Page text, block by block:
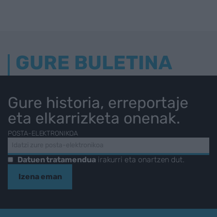
GURE BULETINA
Gure historia, erreportaje
eta elkarrizketa onenak.
POSTA-ELEKTRONIKOA
Datuen tratamenduairakurri eta onartzen dut.
Izena eman